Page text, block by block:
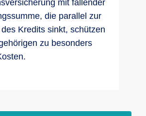
mit fallender
die parallel zur
Kredits sinkt, schützen
zu besonders